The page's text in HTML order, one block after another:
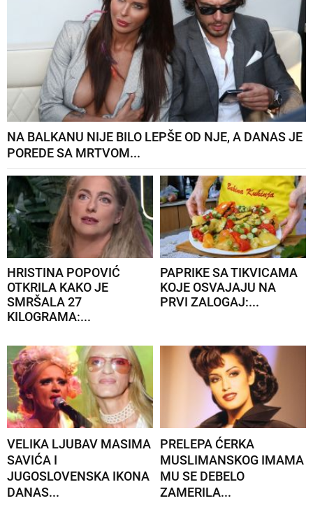
NA BALKANU NIJE BILO LEPŠE OD NJE, A DANAS JE
POREDE SA MRTVOM...
HRISTINA POPOVIĆ
OTKRILA KAKO JE
SMRŠALA 27
KILOGRAMA:...
PAPRIKE SA TIKVICAMA
KOJE OSVAJAJU NA
PRVI ZALOGAJ:...
VELIKA LJUBAV MASIMA
SAVIĆA I
JUGOSLOVENSKA IKONA
DANAS...
PRELEPA ĆERKA
MUSLIMANSKOG IMAMA
MU SE DEBELO
ZAMERILA...